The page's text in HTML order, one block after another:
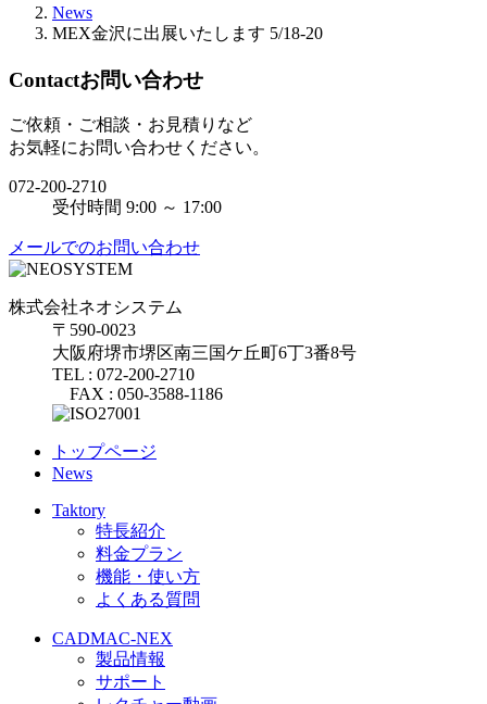
News
MEX金沢に出展いたします 5/18-20
Contactお問い合わせ
ご依頼・ご相談・お見積りなど
お気軽にお問い合わせください。
072-200-2710
受付時間 9:00 ～ 17:00
メールでのお問い合わせ
株式会社ネオシステム
〒590-0023
大阪府堺市堺区南三国ケ丘町6丁3番8号
TEL : 072-200-2710
FAX : 050-3588-1186
トップページ
News
Taktory
特長紹介
料金プラン
機能・使い方
よくある質問
CADMAC-NEX
製品情報
サポート